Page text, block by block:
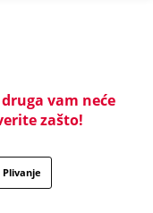
vam neće
zašto!
Plivanje